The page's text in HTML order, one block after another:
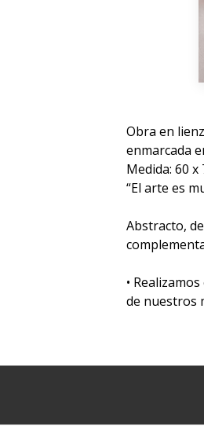
Obra en
enmarcada
Medida: 60 x
“El arte es
Abstracto,
•
de nuestros